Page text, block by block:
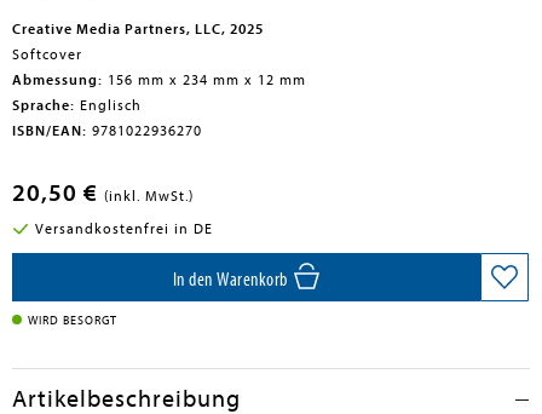
Creative Media Partners, LLC, 2025
Softcover
Abmessung: 156 mm x 234 mm x 12 mm
Sprache: Englisch
ISBN/EAN: 9781022936270
20,50 € (inkl. MwSt.)
Versandkostenfrei in DE
In den Warenkorb
WIRD BESORGT
Artikelbeschreibung